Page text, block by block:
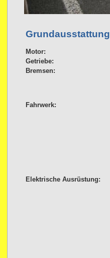
Grundausstattung
Motor:
Getriebe:
Bremsen:
Fahrwerk:
Elektrische Ausrüstung: